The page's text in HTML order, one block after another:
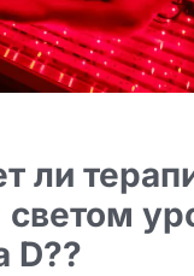
ли
D??